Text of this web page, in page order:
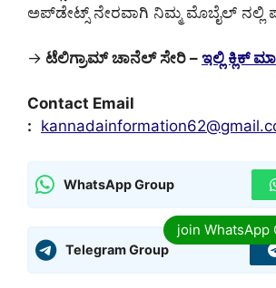
ಅಪ್‌ಡೇಟ್ಸ್‌ ನೇರವಾಗಿ ನಿಮ್ಮ ಮೊಬೈಲ್‌
→ ಟೆಲಿಗ್ರಾಮ್ ಚಾನೆಲ್ ಸೇರಿ – ಇಲ್ಲಿ ಕ್ಲಿಕ್
Contact Email
:
WhatsApp Group
Telegram Group